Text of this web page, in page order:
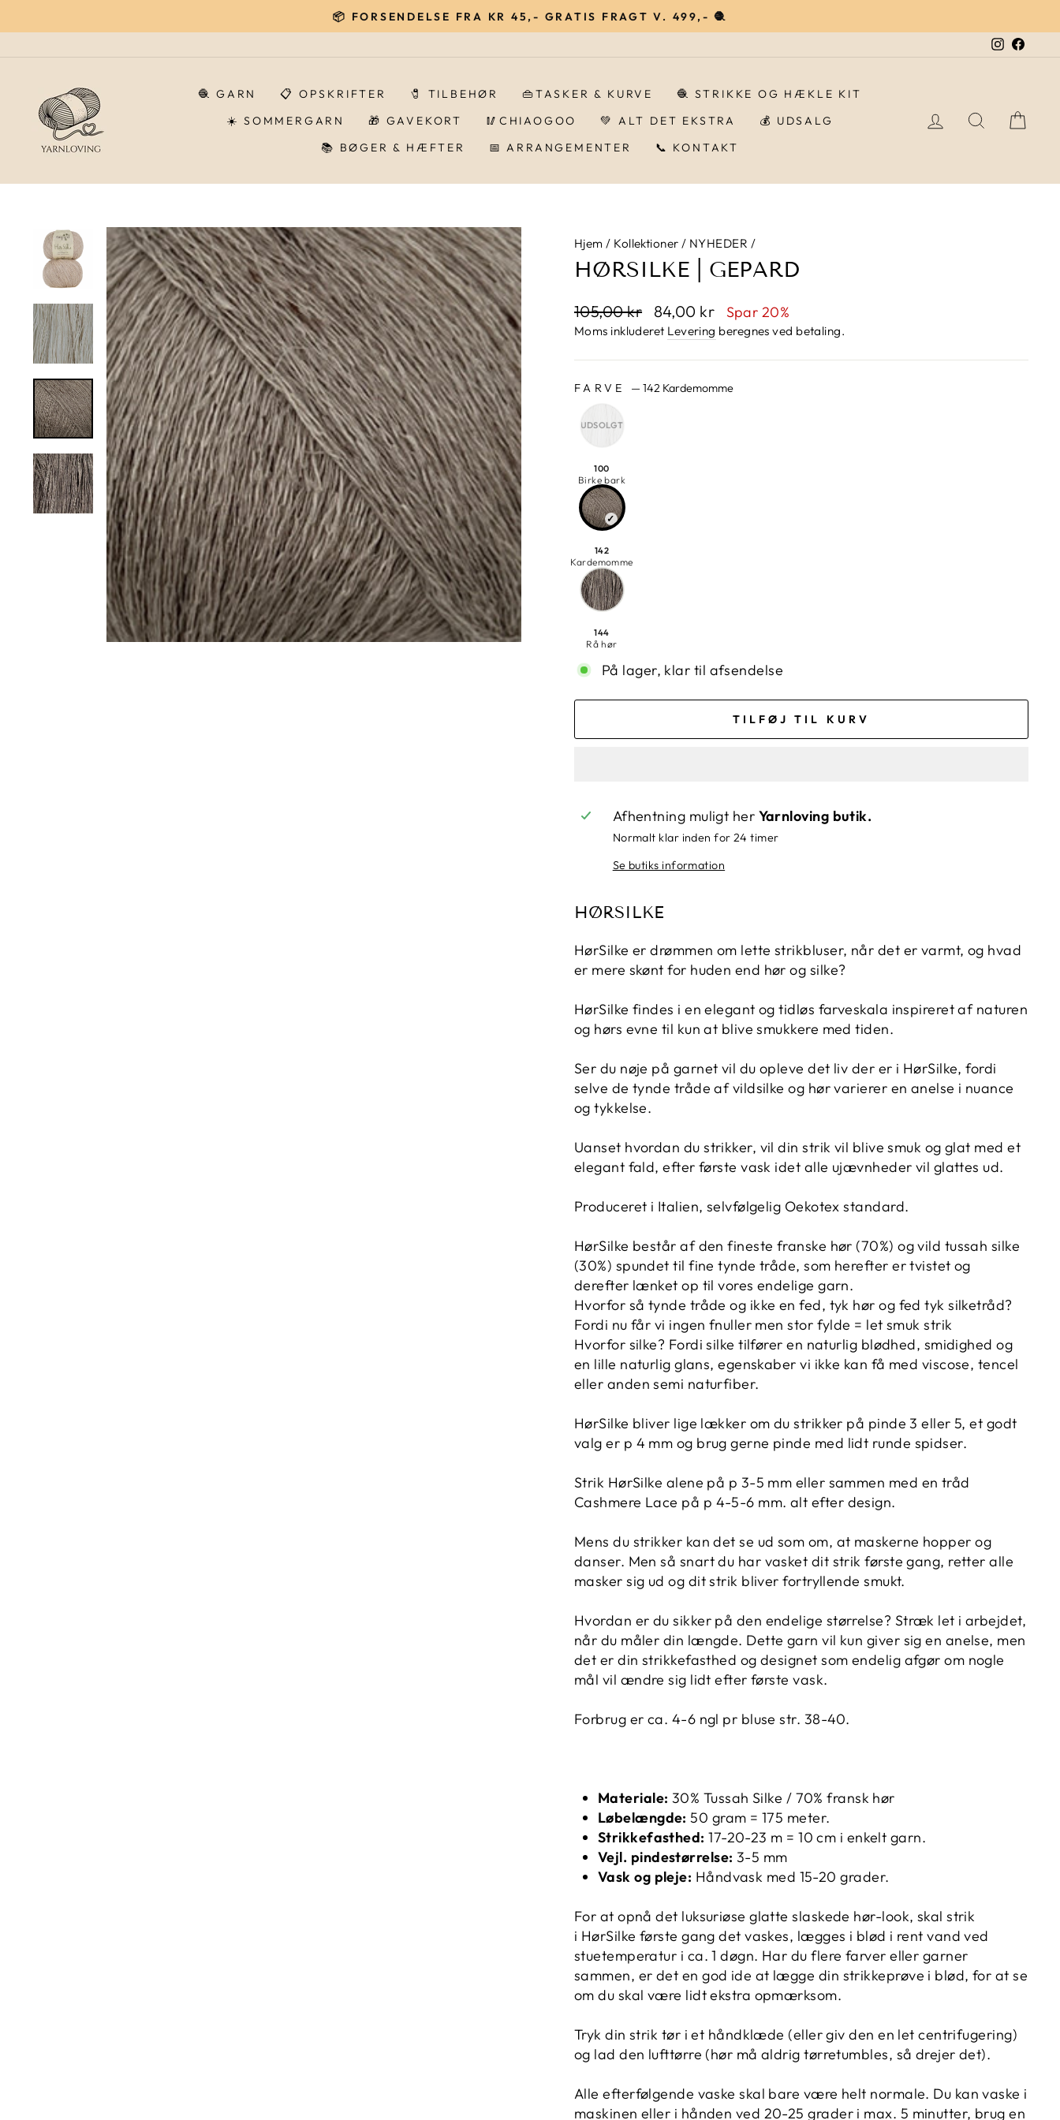
til
Pause
📦 FORSENDELSE FRA KR 45,- GRATIS FRAGT V. 499,- 🧶
🧶 GARN 📋 OPSKRIFTER 🧷 TILBEHØR 👜TASKER & KURVE
🧶 STRIKKE OG HÆKLE KIT
☀️ SOMMERGARN
🎁 GAVEKORT 🥢CHIAOGOO 💚 ALT DET EKSTRA
💰 UDSALG
📚 BØGER & HÆFTER
📅 ARRANGEMENTER 📞 KONTAKT
LOG INDSØG
Hjem / Kollektioner / NYHEDER /
HØRSILKE | GEPARD
Normalpris
105,00 kr Udsalgspris
84,00 kr Spar 20%
Moms inkluderet Levering beregnes ved betaling.
FARVE — 142 Kardemomme
100
Birke bark
142
Kardemomme
144
Rå hør
På lager, klar til afsendelse
TILFØJ TIL KURV
Afhentning muligt her Yarnloving butik.
Normalt klar inden for 24 timer
Se butiks information
HØRSILKE
HørSilke er drømmen om lette strikbluser, når det er varmt, og hvad
er mere skønt for huden end hør og silke?
HørSilke findes i en elegant og tidløs farveskala inspireret af naturen
og hørs evne til kun at blive smukkere med tiden.
Ser du nøje på garnet vil du opleve det liv der er i HørSilke, fordi
selve de tynde tråde af vildsilke og hør varierer en anelse i nuance
og tykkelse.
Uanset hvordan du strikker, vil din strik vil blive smuk og glat med et
elegant fald, efter første vask idet alle ujævnheder vil glattes ud.
Produceret i Italien, selvfølgelig Oekotex standard.
HørSilke består af den fineste franske hør (70%) og vild tussah silke
(30%) spundet til fine tynde tråde, som herefter er tvistet og
derefter lænket op til vores endelige garn.
Hvorfor så tynde tråde og ikke en fed, tyk hør og fed tyk silketråd?
Fordi nu får vi ingen fnuller men stor fylde = let smuk strik
Hvorfor silke? Fordi silke tilfører en naturlig blødhed, smidighed og
en lille naturlig glans, egenskaber vi ikke kan få med viscose, tencel
eller anden semi naturfiber.
HørSilke bliver lige lækker om du strikker på pinde 3 eller 5, et godt
valg er p 4 mm og brug gerne pinde med lidt runde spidser.
Strik HørSilke alene på p 3-5 mm eller sammen med en tråd
Cashmere Lace på p 4-5-6 mm. alt efter design.
Mens du strikker kan det se ud som om, at maskerne hopper og
danser. Men så snart du har vasket dit strik første gang, retter alle
masker sig ud og dit strik bliver fortryllende smukt.
Hvordan er du sikker på den endelige størrelse? Stræk let i arbejdet,
når du måler din længde. Dette garn vil kun giver sig en anelse, men
det er din strikkefasthed og designet som endelig afgør om nogle
mål vil ændre sig lidt efter første vask.
Forbrug er ca. 4-6 ngl pr bluse str. 38-40.
Materiale: 30% Tussah Silke / 70% fransk hør
Løbelængde:50 gram = 175 meter.
Strikkefasthed:17-20-23 m = 10 cm i enkelt garn.
Vejl. pindestørrelse: 3-5 mm
Vask og pleje: Håndvask med 15-20 grader.
For at opnå det luksuriøse glatte slaskede hør-look, skal strik
i HørSilke første gang det vaskes, lægges i blød i rent vand ved
stuetemperatur i ca. 1 døgn. Har du flere farver eller garner
sammen, er det en god ide at lægge din strikkeprøve i blød, for at se
om du skal være lidt ekstra opmærksom.
Tryk din strik tør i et håndklæde (eller giv den en let centrifugering)
og lad den lufttørre (hør må aldrig tørretumbles, så drejer det).
Alle efterfølgende vaske skal bare være helt normale. Du kan vaske i
maskinen eller i hånden ved 20-25 grader i max. 5 minutter, brug en